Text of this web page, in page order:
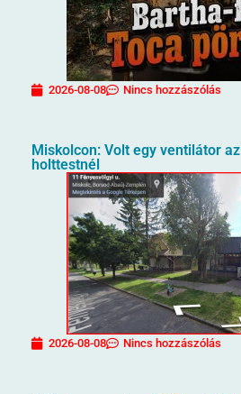
2026-08-08 Nincs hozzászólás
Miskolcon: Volt egy ventilátor
holttestnél
2026-08-08 Nincs hozzászólás